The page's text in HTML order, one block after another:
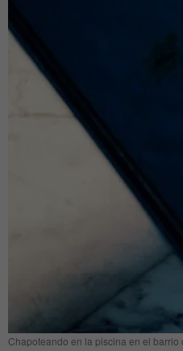
Chapoteando en la piscina en el